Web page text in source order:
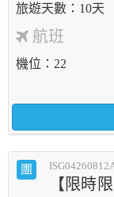
10天
航班
機位 22
團
【限時